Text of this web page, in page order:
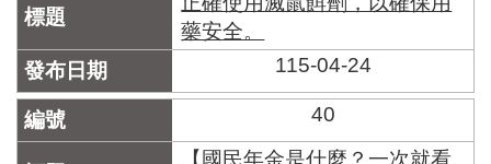
藥安全。
115-04-24
40
【國民年金是什麼？一次就看